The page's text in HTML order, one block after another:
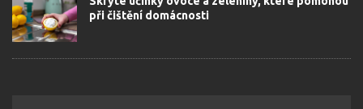
při čištění domácnosti